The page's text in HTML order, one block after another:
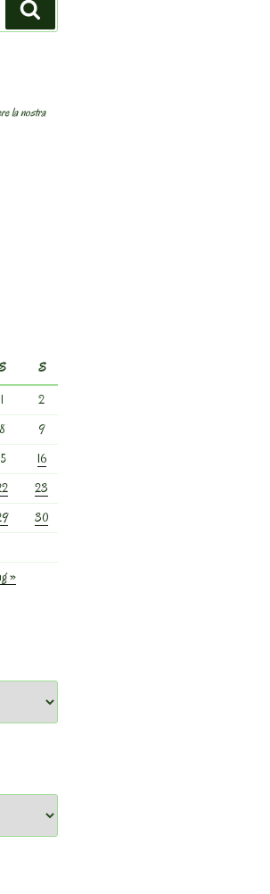
la nostra
S
1
2
8
9
16
23
30
»